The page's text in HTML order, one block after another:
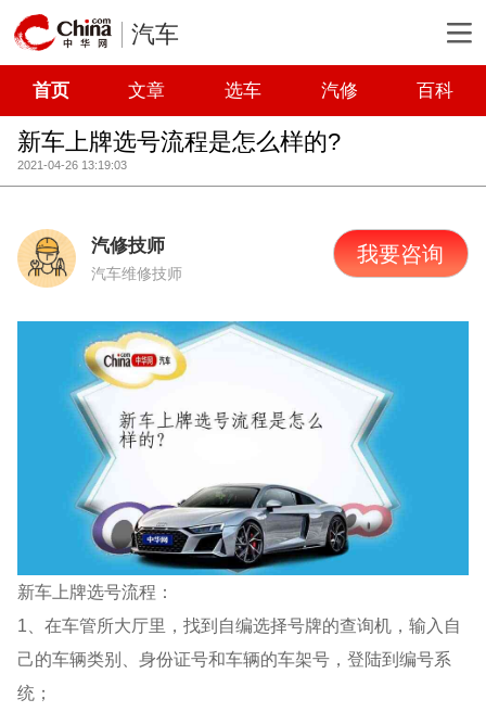
汽车
首页 文章 选车 汽修 百科
新车上牌选号流程是怎么样的?
2021-04-26 13:19:03
汽修技师
汽车维修技师
我要咨询
新车上牌选号流程：
1、在车管所大厅里，找到自编选择号牌的查询机，输入自
己的车辆类别、身份证号和车辆的车架号，登陆到编号系
统；